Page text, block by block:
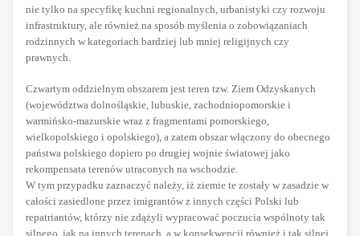
nie tylko na specyfikę kuchni regionalnych, urbanistyki czy rozwoju
infrastruktury, ale również na sposób myślenia o zobowiązaniach
rodzinnych w kategoriach bardziej lub mniej religijnych czy
prawnych.
Czwartym oddzielnym obszarem jest teren tzw. Ziem Odzyskanych
(województwa dolnośląskie, lubuskie, zachodniopomorskie i
warmińsko-mazurskie wraz z fragmentami pomorskiego,
wielkopolskiego i opolskiego), a zatem obszar włączony do obecnego
państwa polskiego dopiero po drugiej wojnie światowej jako
rekompensata terenów utraconych na wschodzie.
W tym przypadku zaznaczyć należy, iż ziemie te zostały w zasadzie w
całości zasiedlone przez imigrantów z innych części Polski lub
repatriantów, którzy nie zdążyli wypracować poczucia wspólnoty tak
silnego, jak na innych terenach, a w konsekwencji również i tak silnej